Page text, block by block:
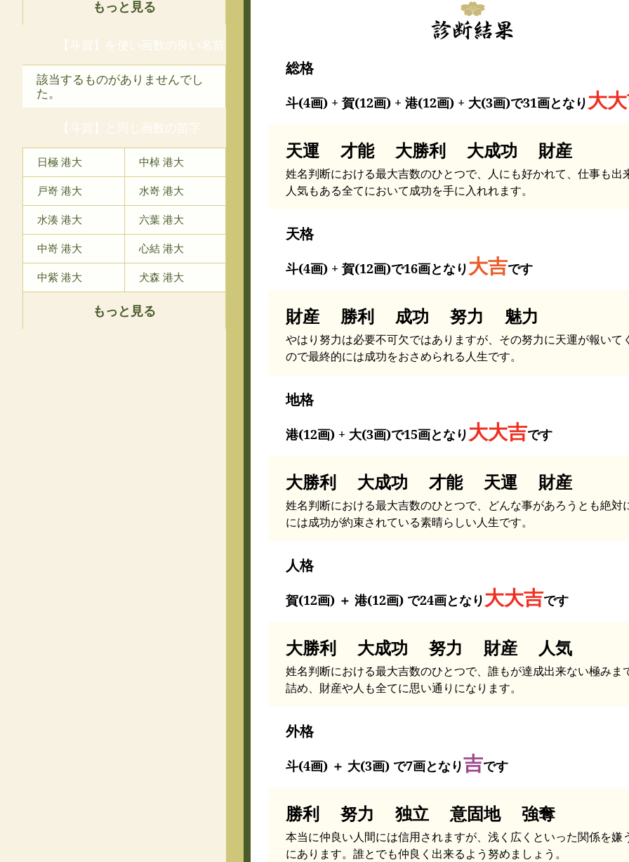
もっと見る
【斗賀】を使い画数の良い名前
該当するものがありませんでし
た。
【斗賀】と同じ画数の苗字
日極 港大 中棹 港大
戸嵜 港大 水嵜 港大
水湊 港大 六葉 港大
中嵜 港大 心結 港大
中紫 港大 犬森 港大
もっと見る
総格
斗(4画) + 賀(12画) + 港(12画) + 大(3画)で31画となり 大
天運 才能 大勝利 大成功 財産
姓名判断における最大吉数のひとつで、人にも好かれて、仕事も出
人気もある全てにおいて成功を手に入れれます。
天格
斗(4画) + 賀(12画)で16画となり 大吉です
財産 勝利 成功 努力 魅力
やはり努力は必要不可欠ではありますが、その努力に天運が報いて
ので最終的には成功をおさめられる人生です。
地格
港(12画) + 大(3画)で15画となり 大大吉です
大勝利 大成功 才能 天運 財産
姓名判断における最大吉数のひとつで、どんな事があろうとも絶対
には成功が約束されている素晴らしい人生です。
人格
賀(12画) ＋ 港(12画) で24画となり 大大吉です
大勝利 大成功 努力 財産 人気
姓名判断における最大吉数のひとつで、誰もが達成出来ない極みま
詰め、財産や人も全てに思い通りになります。
外格
斗(4画) ＋ 大(3画) で7画となり吉です
勝利 努力 独立 意固地 強奪
本当に仲良い人間には信用されますが、浅く広くといった関係を嫌
にあります。誰とでも仲良く出来るよう努めましょう。